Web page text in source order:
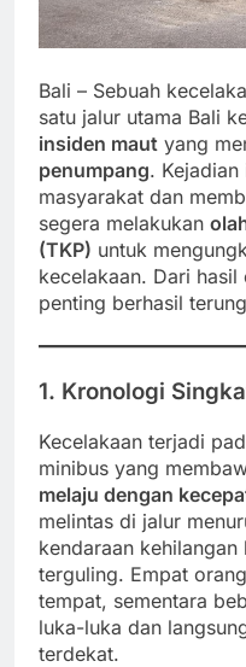
Bali – Sebuah
satu jalur utama Bali
insiden maut yang
penumpang.
masyarakat dan
segera melakukan
(TKP) untuk
kecelakaan. Dari hasil
penting berhasil
1. Kronologi
Kecelakaan terjadi
minibus yang
melaju dengan
melintas di jalur
kendaraan
terguling. Empat
tempat, sementara
luka-luka dan
terdekat.